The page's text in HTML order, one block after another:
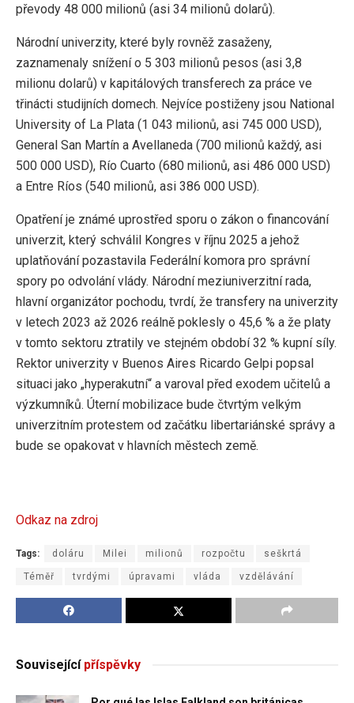
převody 48 000 milionů (asi 34 milionů dolarů).
Národní univerzity, které byly rovněž zasaženy,
zaznamenaly snížení o 5 303 milionů pesos (asi 3,8
milionu dolarů) v kapitálových transferech za práce ve
třinácti studijních domech. Nejvíce postiženy jsou National
University of La Plata (1 043 milionů, asi 745 000 USD),
General San Martín a Avellaneda (700 milionů každý, asi
500 000 USD), Río Cuarto (680 milionů, asi 486 000 USD)
a Entre Ríos (540 milionů, asi 386 000 USD).
Opatření je známé uprostřed sporu o zákon o financování
univerzit, který schválil Kongres v říjnu 2025 a jehož
uplatňování pozastavila Federální komora pro správní
spory po odvolání vlády. Národní meziuniverzitní rada,
hlavní organizátor pochodu, tvrdí, že transfery na univerzity
v letech 2023 až 2026 reálně poklesly o 45,6 % a že platy
v tomto sektoru ztratily ve stejném období 32 % kupní síly.
Rektor univerzity v Buenos Aires Ricardo Gelpi popsal
situaci jako „hyperakutní“ a varoval před exodem učitelů a
výzkumníků. Úterní mobilizace bude čtvrtým velkým
univerzitním protestem od začátku libertariánské správy a
bude se opakovat v hlavních městech země.
Odkaz na zdroj
Tags: doláru Milei milionů rozpočtu seškrtá
Téměř tvrdými úpravami vláda vzdělávání
Souvisejícípříspěvky